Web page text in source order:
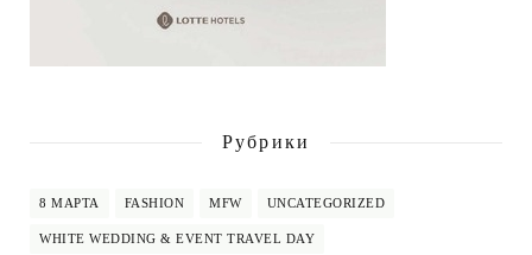
Рубрики
8 МАРТА FASHION MFW UNCATEGORIZED
WHITE WEDDING & EVENT TRAVEL DAY